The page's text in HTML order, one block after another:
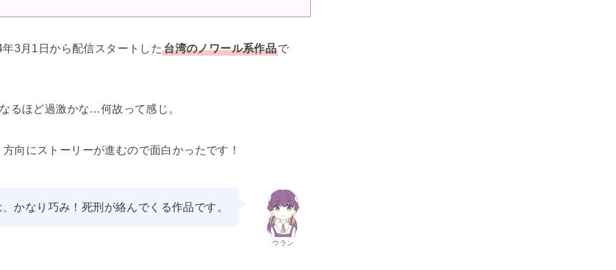
3月1日から配信スタートした台湾のノワール系作品で
るほど過激かな…何故って感じ。
向にストーリーが進むので面白かったです！
ウラン
かなり巧み！死刑が絡んでくる作品です。